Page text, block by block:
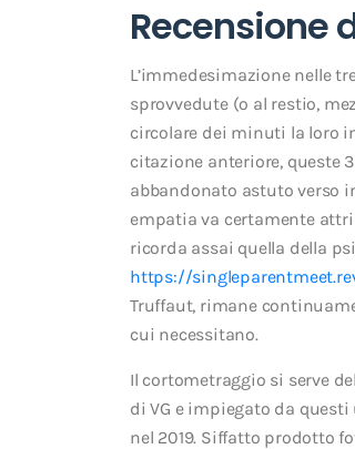
Recensione
L’immedesimazione nelle
sprovvedute (o al restio,
circolare dei minuti la loro
citazione anteriore, queste
abbandonato astuto verso
empatia va certamente
ricorda assai quella della
https://
Truffaut, rimane
cui necessitano.
Il cortometraggio si serve
di VG e impiegato da
nel 2019. Siffatto prodotto